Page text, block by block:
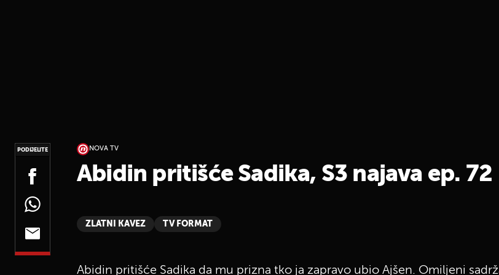
PODIJELITE NOVA TV
Abidin pritišće Sadika, S3 najava ep. 72
ZLATNI KAVEZ TV FORMAT
Abidin pritišće Sadika da mu prizna tko ja zapravo ubio Ajšen. Omiljeni